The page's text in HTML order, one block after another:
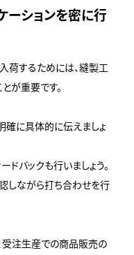
ションを密に行
荷するためには、縫製工
が重要です。
確に具体的に伝えましょ
ドバックも行いましょう。
しながら打ち合わせを行
受注生産での商品販売の